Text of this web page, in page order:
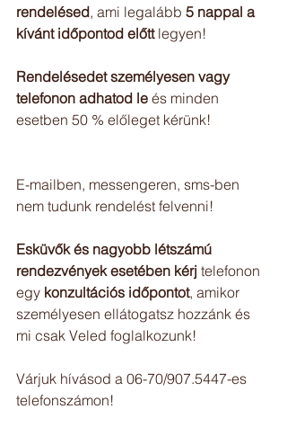
rendelésed, ami legalább 5 nappal a
kívánt időpontod előtt legyen!
Rendelésedet személyesen vagy
telefonon adhatod le és minden
esetben 50 % előleget kérünk!
E-mailben, messengeren, sms-ben
nem tudunk rendelést felvenni!
Esküvők és nagyobb létszámú
rendezvények esetében kérj telefonon
egy konzultációs időpontot, amikor
személyesen ellátogatsz hozzánk és
mi csak Veled foglalkozunk!
Várjuk hívásod a 06-70/907.5447-es
telefonszámon!